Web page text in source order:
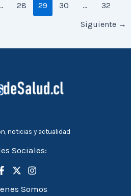
28 29 30 …
32
Siguiente →
noticias y actualidad
Sociales:
Somos